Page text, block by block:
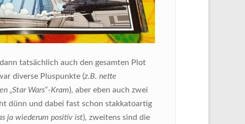
tatsächlich auch den gesamten Plot
diverse Pluspunkte (z.B. nette
„Star Wars“-Kram), aber eben auch zwei
dünn und dabei fast schon stakkatoartig
ja wiederum positiv ist), zweitens sind die